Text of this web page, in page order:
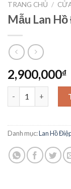
TRANG CHỦ /
Mẫu Lan
2,900,000₫
Mẫu Lan Hồ Điệp
Danh mục:Lan Hồ